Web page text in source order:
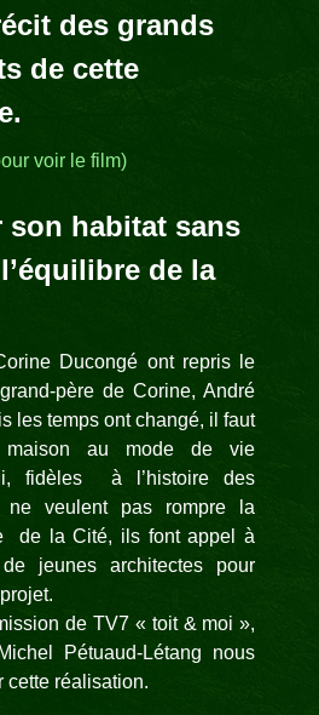
des grands
de cette
voir le film)
son habitat sans
de la
Ducongé ont repris le
père de Corine, André
les temps ont changé, il faut
maison au mode de vie
fidèles à l’histoire des
ne veulent pas rompre la
de la Cité, ils font appel à
jeunes architectes pour
de TV7 « toit & moi »,
Pétuaud-Létang nous
cette réalisation.